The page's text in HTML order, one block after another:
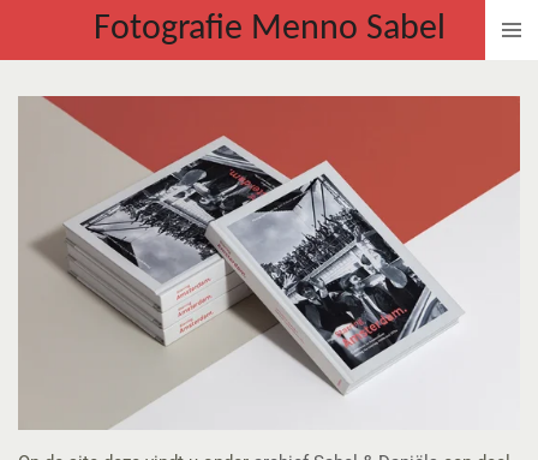
direct
hoofdinhoud
Fotografie Menno Sabel